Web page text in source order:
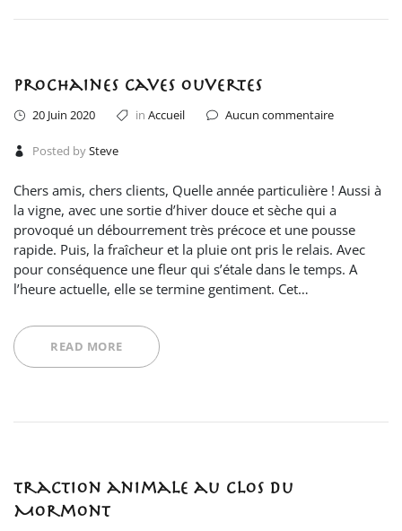
Prochaines caves ouvertes
20 Juin 2020 in Accueil Aucun commentaire
Posted bySteve
Chers amis, chers clients, Quelle année particulière ! Aussi à
la vigne, avec une sortie d’hiver douce et sèche qui a
provoqué un débourrement très précoce et une pousse
rapide. Puis, la fraîcheur et la pluie ont pris le relais. Avec
pour conséquence une fleur qui s’étale dans le temps. A
l’heure actuelle, elle se termine gentiment. Cet…
READ MORE
Traction animale au Clos du
Mormont